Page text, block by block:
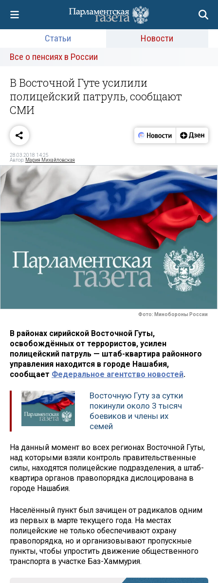
Статьи
Новости
Все о пенсиях в России
В Восточной Гуте усилили
полицейский патруль, сообщают
СМИ
28.03.2018 14:25
Автор: Мария Михайловская
Фото: Минобороны России
В районах сирийской Восточной Гуты,
освобождённых от террористов, усилен
полицейский патруль — штаб-квартира районного
управления находится в городе Нашабия,
сообщает Федеральное агентство новостей.
Восточную Гуту за сутки
покинули около 3 тысяч
боевиков и члены их
семей
На данный момент во всех регионах Восточной Гуты,
над которыми взяли контроль правительственные
силы, находятся полицейские подразделения, а штаб-
квартира органов правопорядка дислоцирована в
городе Нашабия.
Населённый пункт был зачищен от радикалов одним
из первых в марте текущего года. На местах
полицейские не только обеспечивают охрану
правопорядка, но и организовывают пропускные
пункты, чтобы упростить движение общественного
транспорта в участке Баз-Хаммурия.